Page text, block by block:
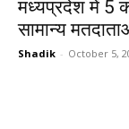
मध्यप्रदेश में 5
सामान्य
Shadik - October 5,